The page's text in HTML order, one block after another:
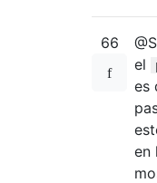
66
el
es
en